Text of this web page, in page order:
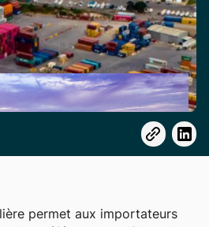
permet aux importateurs